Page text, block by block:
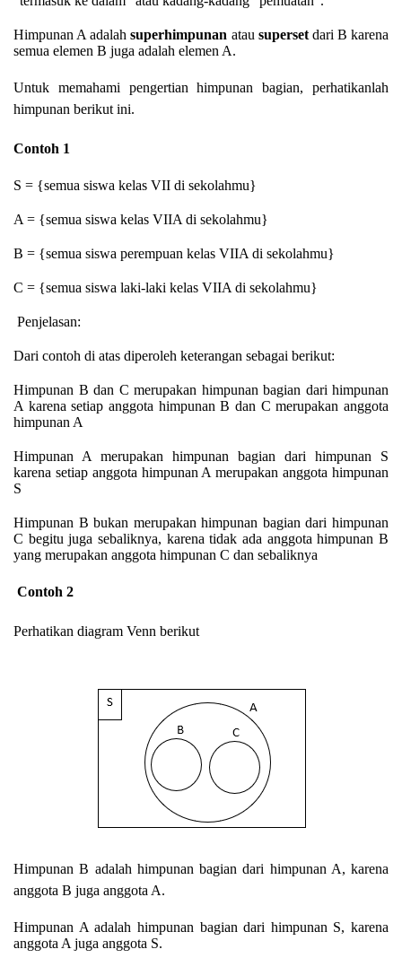
Himpunan A adalahsuperhimpunan atau supersetdari B karena
semua elemen B juga adalah elemen A.
Untuk memahami pengertian himpunan bagian, perhatikanlah
himpunan berikut ini.
Contoh 1
S = {semua siswa kelas VII di sekolahmu}
A = {semua siswa kelas VIIA di sekolahmu}
B = {semua siswa perempuan kelas VIIA di sekolahmu}
C = {semua siswa laki-laki kelas VIIA di sekolahmu}
Penjelasan:
Dari contoh di atas diperoleh keterangan sebagai berikut:
Himpunan B dan C merupakan himpunan bagian dari himpunan
A karena setiap anggota himpunan B dan C merupakan anggota
himpunan A
Himpunan A merupakan himpunan bagian dari himpunan S
karena setiap anggota himpunan A merupakan anggota himpunan
S
Himpunan B bukan merupakan himpunan bagian dari himpunan
C begitu juga sebaliknya, karena tidak ada anggota himpunan B
yang merupakan anggota himpunan C dan sebaliknya
Contoh 2
Perhatikan diagram Venn berikut
Himpunan B adalah himpunan bagian dari himpunan A, karena
anggota B juga anggota A.
Himpunan A adalah himpunan bagian dari himpunan S, karena
anggota A juga anggota S.